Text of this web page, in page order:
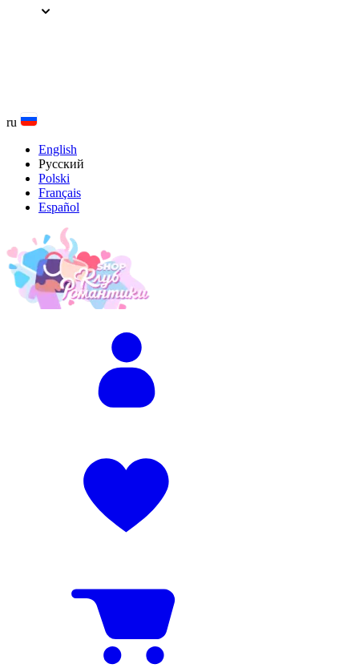
Перейти
ru
English
Русский
Polski
Français
Español